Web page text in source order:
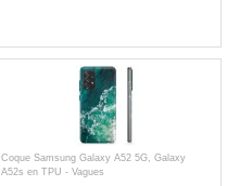
Coque Samsung Galaxy A52 5G, Galaxy
A52s en TPU - Vagues